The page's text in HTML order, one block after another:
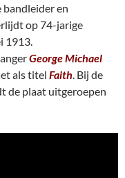
en
op 74-jarige
1913.
George Michael
als titel Faith. Bij de
de plaat uitgeroepen